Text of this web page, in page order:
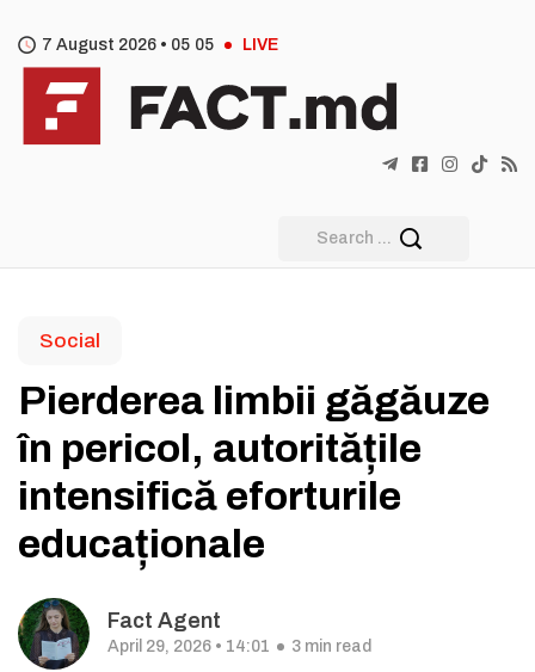
7 August 2026 • 05 05 LIVE
Social
Pierderea limbii găgăuze
în pericol, autoritățile
intensifică eforturile
educaționale
Fact Agent
April 29, 2026 • 14:01 3 min read